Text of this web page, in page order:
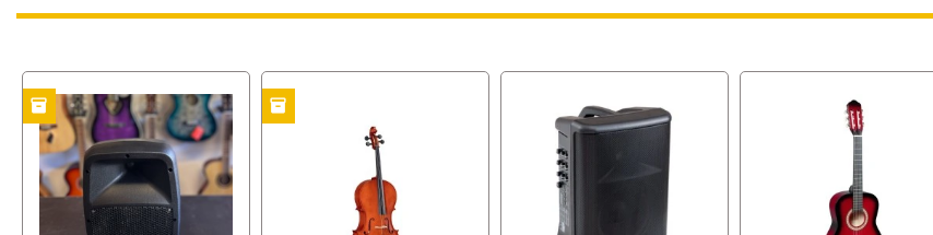
inventory USATO inventory